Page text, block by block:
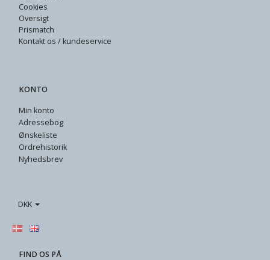
Cookies
Oversigt
Prismatch
Kontakt os / kundeservice
KONTO
Min konto
Adressebog
Ønskeliste
Ordrehistorik
Nyhedsbrev
DKK
FIND OS PÅ